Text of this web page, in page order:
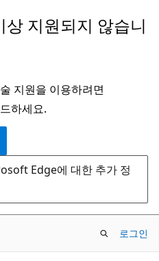
지원되지 않습니
지원을 이용하려면
하세요.
Edge에 대한 추가 정
로그인